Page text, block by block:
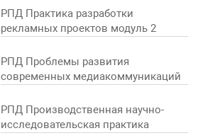
РПД Практика разработки
рекламных проектов модуль 2
РПД Проблемы развития
современных медиакоммуникаций
РПД Производственная научно-
исследовательская практика